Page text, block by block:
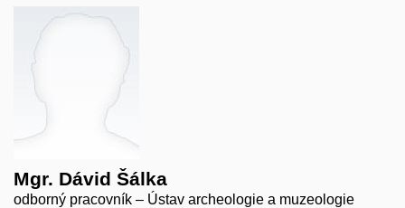
Mgr. Dávid Šálka
odborný pracovník – Ústav archeologie a muzeologie